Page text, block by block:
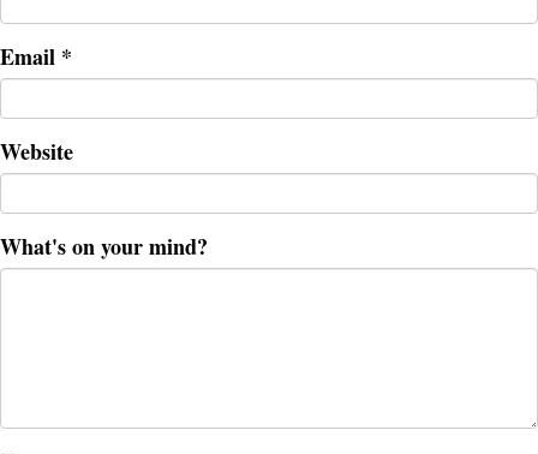
Email *
Website
What's on your mind?